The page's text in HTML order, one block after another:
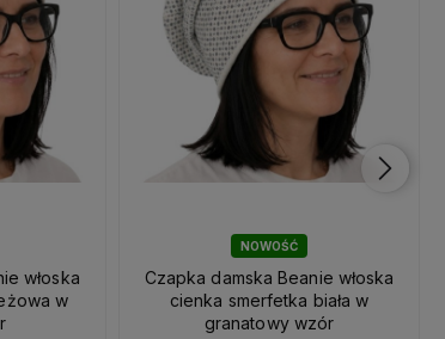
włoska
w
NOWOŚĆ
Czapka damska Beanie włoska
cienka smerfetka biała w
granatowy wzór